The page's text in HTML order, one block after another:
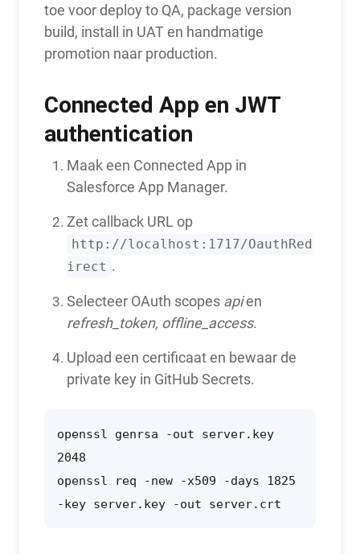
toe voor deploy to QA, package version
build, install in UAT en handmatige
promotion naar production.
Connected App en JWT
authentication
Maak een Connected App in
Salesforce App Manager.
Zet callback URL op
http://localhost:1717/OauthRed
irect .
Selecteer OAuth scopes apien
refresh_token, offline_access.
Upload een certificaat en bewaar de
private key in GitHub Secrets.
openssl genrsa -out server.key
2048
openssl req -new -x509 -days 1825
-key server.key -out server.crt